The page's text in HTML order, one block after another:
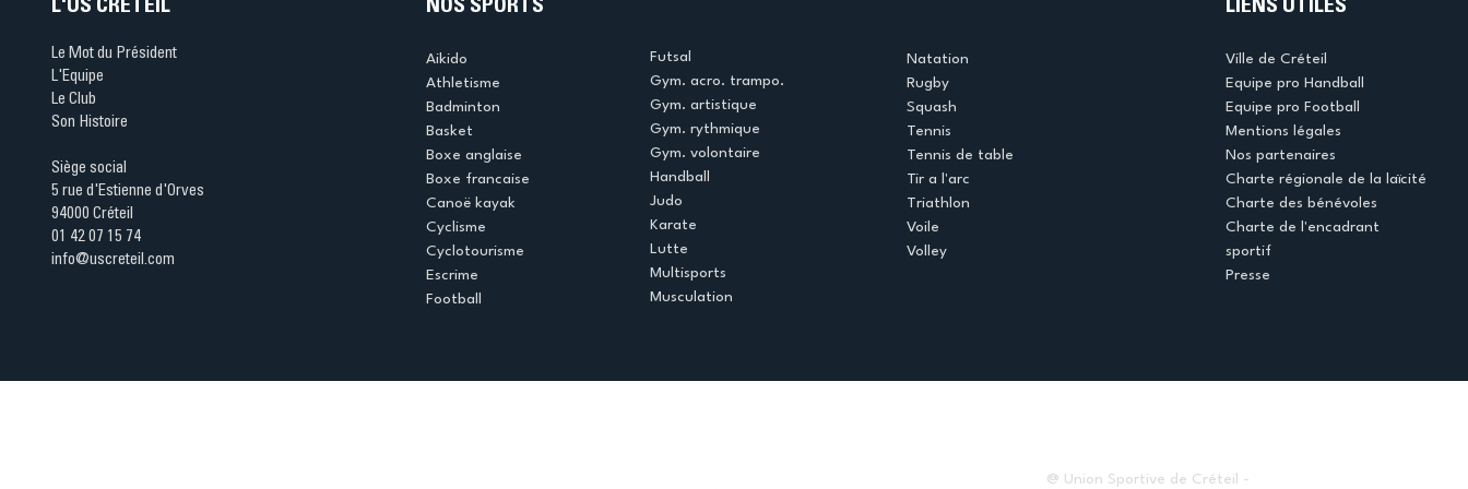
L'US CRÉTEIL
Le Mot du Président
L'Equipe
Le Club
Son Histoire
Siège social
5 rue d'Estienne d'Orves
94000 Créteil
01 42 07 15 74
info@uscreteil.com
NOS SPORTS
Aikido
Athletisme
Badminton
Basket
Boxe anglaise
Boxe francaise
Canoë kayak
Cyclisme
Cyclotourisme
Escrime
Football
Futsal
Gym. acro. trampo.
Gym. artistique
Gym. rythmique
Gym. volontaire
Handball
Judo
Karate
Lutte
Multisports
Musculation
Natation
Rugby
Squash
Tennis
Tennis de table
Tir a l'arc
Triathlon
Voile
Volley
LIENS UTILES
Ville de Créteil
Equipe pro Handball
Equipe pro Football
Mentions légales
Nos partenaires
Charte régionale de la laïcité
Charte des bénévoles
Charte de l'encadrant
sportif
Presse
@ Union Sportive de Créteil -